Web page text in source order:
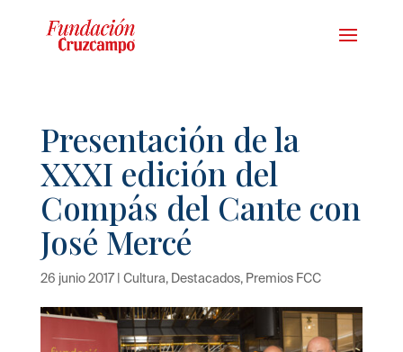
Presentación de la
XXXI edición del
Compás del Cante con
José Mercé
26 junio 2017| Cultura, Destacados, Premios FCC